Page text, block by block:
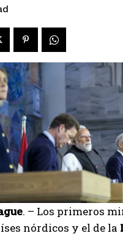
. – Los primeros
nórdicos y el de la